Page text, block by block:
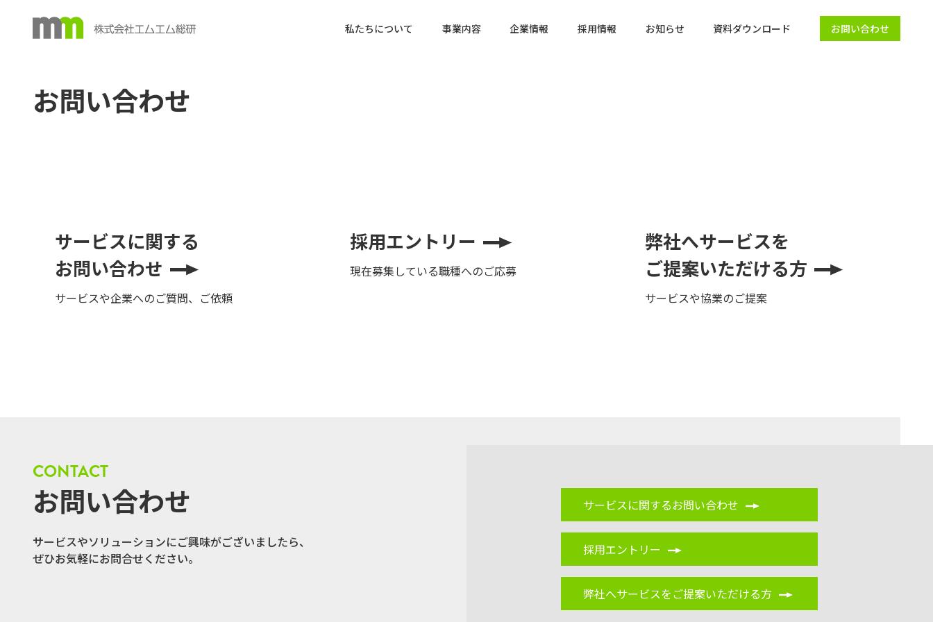
私たちについて 事業内容 企業情報 採用情報 お知らせ 資料ダウンロード お問い合わせ
お問い合わせ
サービスに関する
お問い合わせ
サービスや企業へのご質問、ご依頼
採用エントリー
現在募集している職種へのご応募
弊社へサービスを
ご提案いただける方
サービスや協業のご提案
CONTACT
お問い合わせ
サービスやソリューションにご興味がございましたら、
ぜひお気軽にお問合せください。
サービスに関するお問い合わせ
採用エントリー
弊社へサービスをご提案いただける方